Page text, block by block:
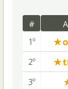
#
1º
2º
3º